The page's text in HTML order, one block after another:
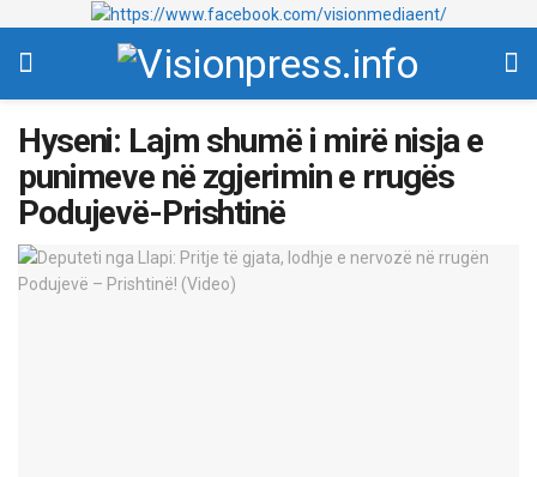
Hyseni: Lajm shumë i mirë nisja e
punimeve në zgjerimin e rrugës
Podujevë-Prishtinë